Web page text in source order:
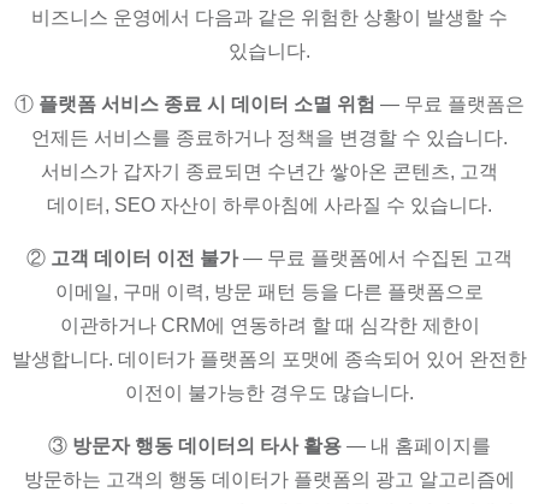
비즈니스 운영에서 다음과 같은 위험한 상황이 발생할 수
있습니다.
① 플랫폼 서비스 종료 시 데이터 소멸 위험 — 무료 플랫폼은
언제든 서비스를 종료하거나 정책을 변경할 수 있습니다.
서비스가 갑자기 종료되면 수년간 쌓아온 콘텐츠, 고객
데이터, SEO 자산이 하루아침에 사라질 수 있습니다.
② 고객 데이터 이전 불가— 무료 플랫폼에서 수집된 고객
이메일, 구매 이력, 방문 패턴 등을 다른 플랫폼으로
이관하거나 CRM에 연동하려 할 때 심각한 제한이
발생합니다. 데이터가 플랫폼의 포맷에 종속되어 있어 완전한
이전이 불가능한 경우도 많습니다.
③ 방문자 행동 데이터의 타사 활용 — 내 홈페이지를
방문하는 고객의 행동 데이터가 플랫폼의 광고 알고리즘에